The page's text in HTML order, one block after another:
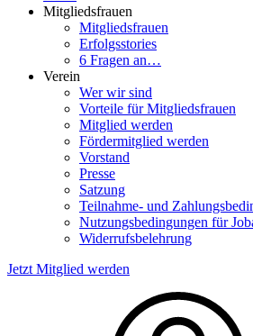
Mitgliedsfrauen
Mitgliedsfrauen
Erfolgsstories
6 Fragen an…
Verein
Wer wir sind
Vorteile für Mitgliedsfrauen
Mitglied werden
Fördermitglied werden
Vorstand
Presse
Satzung
Teilnahme- und
Nutzungsbedingungen für
Widerrufsbelehrung
Jetzt Mitglied werden